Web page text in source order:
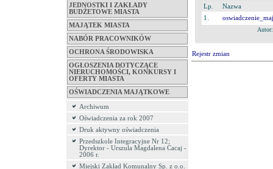
JEDNOSTKI I ZAKŁADY
BUDŻETOWE MIASTA
MAJĄTEK MIASTA
NABÓR PRACOWNIKÓW
OCHRONA ŚRODOWISKA
OGŁOSZENIA DOTYCZĄCE
NIERUCHOMOŚCI, KONKURSY I
OFERTY MIASTA
OŚWIADCZENIA MAJĄTKOWE
Archiwum
Oświadczenia za rok 2007
Druk aktywny oświadczenia
Przedszkole Integracyjne Nr 12;
Dyrektor - Urszula Magdalena Cacaj -
2006 r.
Miejski Zakład Komunalny Sp. z o.o.
Lp.
Nazwa
1.
Rejestr zmian